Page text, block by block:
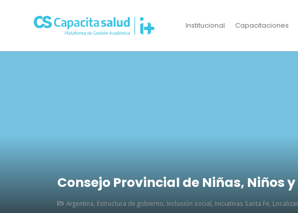
Institucional Capacitaciones
Consejo Provincial de Niñas, Niños
Argentina Estructura de gobierno Inclusión social Iniciativas Santa Fe